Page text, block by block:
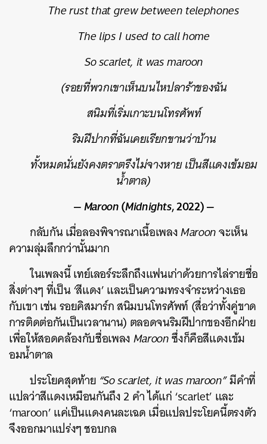
The rust that grew between telephones
The lips I used to call home
So scarlet, it was maroon
(รอยที่พวกเขาเห็นบนไหปลาร้าของฉัน
สนิมที่เริ่มเกาะบนโทรศัพท์
ริมฝีปากที่ฉันเคยเรียกขานว่าบ้าน
ทั้งหมดนั่นยังคงตราตรึงไม่จางหาย เป็นสีแดงเข้มอม
น้ำตาล)
—Maroon(Midnights, 2022) —
กลับกัน เมื่อลองพิจารณาเนื้อเพลงMaroonจะเห็น
ความลุ่มลึกกว่านั้นมาก
ในเพลงนี้ เทย์เลอร์ระลึกถึงแฟนเก่าด้วยการไล่รายชื่อ
สิ่งต่างๆ ที่เป็น ‘สีแดง’ และเป็นความทรงจำระหว่างเธอ
กับเขา เช่น รอยคิสมาร์ก สนิมบนโทรศัพท์ (สื่อว่าทั้งคู่ขาด
การติดต่อกันเป็นเวลานาน) ตลอดจนริมฝีปากของอีกฝ่าย
เพื่อให้สอดคล้องกับชื่อเพลงMaroonซึ่งก็คือสีแดงเข้ม
อมน้ำตาล
ประโยคสุดท้าย “So scarlet, it was maroon”มีคำที่
แปลว่าสีแดงเหมือนกันถึง 2 คำ ได้แก่ ‘scarlet’ และ
‘maroon’ แค่เป็นแดงคนละเฉด เมื่อแปลประโยคนี้ตรงตัว
จึงออกมาแปร่งๆ ชอบกล